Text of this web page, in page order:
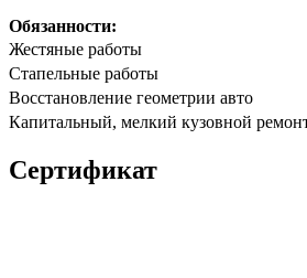
Обязанности:
Жестяные работы
Стапельные работы
Восстановление геометрии авто
Капитальный, мелкий кузовной
Сертификат